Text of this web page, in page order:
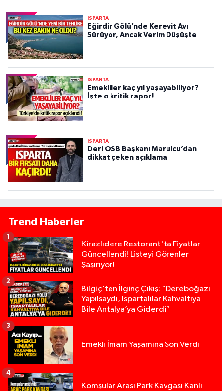
ISPARTA
Eğirdir Gölü’nde Kerevit Avı
Sürüyor, Ancak Verim Düşüşte
ISPARTA
Emekliler kaç yıl yaşayabiliyor?
İşte o kritik rapor!
ISPARTA
Deri OSB Başkanı Marulcu’dan
dikkat çeken açıklama
Trend Haberler
Kirazlıdere Restorant'ta Fiyatlar
Güncellendi! Listeyi Görenler
Şaşırıyor!
1
Bilgiç’ten İlginç Çıkış: “Dereboğazı
Yapılsaydı, Ispartalılar Kahvaltıya
Bile Antalya’ya Giderdi”
2
Emekli İmam Yaşamına Son Verdi
3
Komşular Arası Park Kavgası Kanlı
4